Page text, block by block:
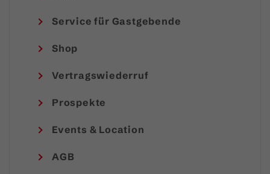
Service für Gastgebende
Shop
Vertragswiederruf
Prospekte
Events & Location
AGB